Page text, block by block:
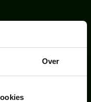
Over
– ZO